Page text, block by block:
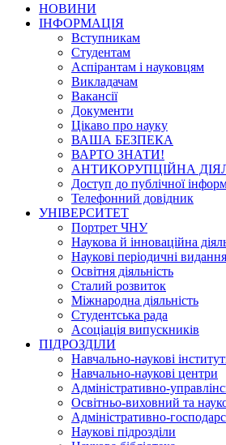
НОВИНИ
ІНФОРМАЦІЯ
Вступникам
Студентам
Аспірантам і науковцям
Викладачам
Вакансії
Документи
Цікаво про науку
ВАША БЕЗПЕКА
ВАРТО ЗНАТИ!
АНТИКОРУПЦІЙНА
Доступ до публічної
Телефонний довідник
УНІВЕРСИТЕТ
Портрет ЧНУ
Наукова й інноваційна
Наукові періодичні видання
Освітня діяльність
Сталий розвиток
Міжнародна діяльність
Студентська рада
Асоціація випускників
ПІДРОЗДІЛИ
Навчально-наукові
Навчально-наукові центри
Адміністративно-
Освітньо-виховний та
Адміністративно-
Наукові підрозділи